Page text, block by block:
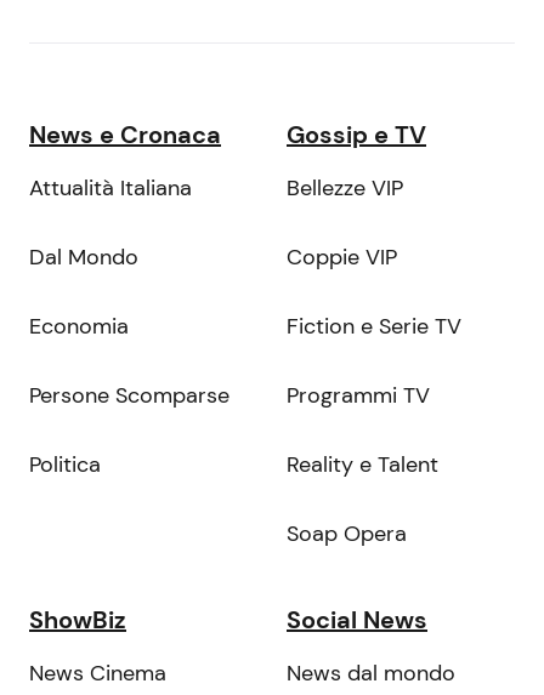
News e Cronaca
Attualità Italiana
Dal Mondo
Economia
Persone Scomparse
Politica
Gossip e TV
Bellezze VIP
Coppie VIP
Fiction e Serie TV
Programmi TV
Reality e Talent
Soap Opera
ShowBiz
News Cinema
Social News
News dal mondo